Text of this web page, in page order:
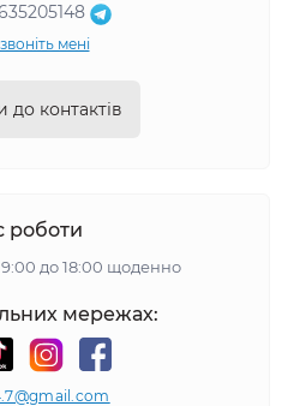
мені
контактів
роботи
до 18:00 щоденно
мережах: